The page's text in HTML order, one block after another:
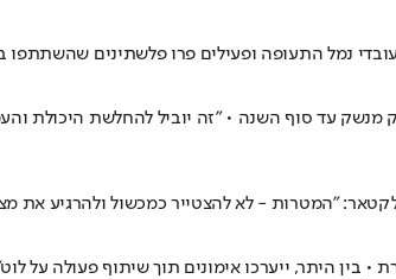
נמל התעופה ופעילים פרו פלשתינים שהשתתפו
עד סוף השנה • "זה יוביל להחלשת היכולת
"המטרות - לא להצטייר כמכשול ולהרגיע את
מסודרת • בין היתר, ייערכו אימונים תוך שיתוף פעולה